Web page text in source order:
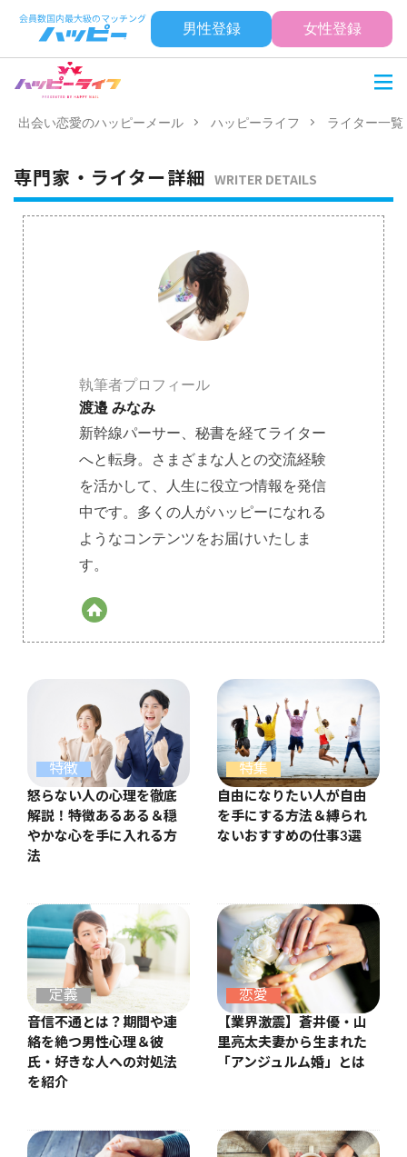
男性登録 女性登録
出会い恋愛のハッピーメール ハッピーライフ ライター一覧
専門家・ライター詳細 WRITER DETAILS
執筆者プロフィール
渡邉 みなみ
新幹線パーサー、秘書を経てライター
へと転身。さまざまな人との交流経験
を活かして、人生に役立つ情報を発信
中です。多くの人がハッピーになれる
ようなコンテンツをお届けいたしま
す。
特徴
怒らない人の心理を徹底
解説！特徴あるある＆穏
やかな心を手に入れる方
法
特集
自由になりたい人が自由
を手にする方法＆縛られ
ないおすすめの仕事3選
定義
音信不通とは？期間や連
絡を絶つ男性心理＆彼
氏・好きな人への対処法
を紹介
恋愛
【業界激震】蒼井優・山
里亮太夫妻から生まれた
「アンジュルム婚」とは